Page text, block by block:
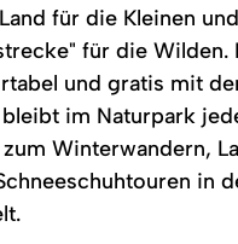
für die Kleinen
für die Wilden.
und gratis mit
im Naturpark
Winterwandern,
in